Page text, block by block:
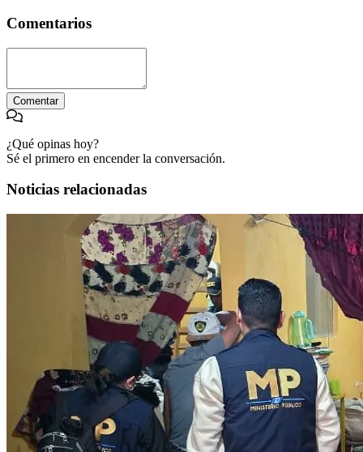
Comentarios
Comentar
¿Qué opinas hoy?
Sé el primero en encender la conversación.
Noticias relacionadas